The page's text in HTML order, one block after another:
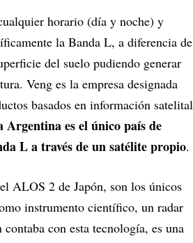
horario (día y noche) y
la Banda L, a diferencia de
del suelo pudiendo generar
Veng es la empresa designada
basados en información satelital
Argentina es el único país de
L a través de un satélite propio.
ALOS 2 de Japón, son los únicos
instrumento científico, un radar
con esta tecnología, es una